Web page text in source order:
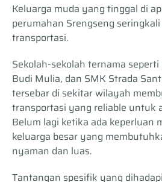
Keluarga muda yang tinggal di
perumahan Srengseng
transportasi.
Sekolah-sekolah ternama
Budi Mulia, dan SMK Strada
tersebar di sekitar wilayah
transportasi yang reliable untuk
Belum lagi ketika ada keperluan
keluarga besar yang
nyaman dan luas.
Tantangan spesifik yang